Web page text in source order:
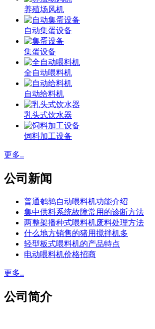
养殖场风机
自动集蛋设备
集蛋设备
全自动喂料机
自动给料机
乳头式饮水器
饲料加工设备
更多..
公司新闻
普通鹌鹑自动喂料机功能介绍
集中供料系统故障常用的诊断方法
两整架播种式喂料机废料处理方法
什么地方销售的猪用搅拌机多
轻型板式喂料机的产品特点
电动喂料机价格招商
更多..
公司简介